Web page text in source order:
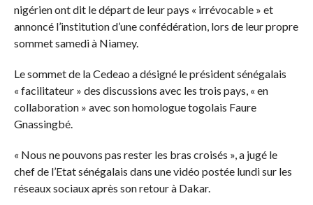
nigérien ont dit le départ de leur pays « irrévocable » et
annoncé l’institution d’une confédération, lors de leur propre
sommet samedi à Niamey.
Le sommet de la Cedeao a désigné le président sénégalais
« facilitateur » des discussions avec les trois pays, « en
collaboration » avec son homologue togolais Faure
Gnassingbé.
« Nous ne pouvons pas rester les bras croisés », a jugé le
chef de l’Etat sénégalais dans une vidéo postée lundi sur les
réseaux sociaux après son retour à Dakar.